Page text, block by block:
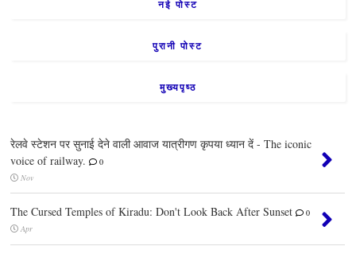
नई पोस्ट
पुरानी पोस्ट
मुख्यपृष्ठ
रेलवे स्टेशन पर सुनाई देने वाली आवाज यात्रीगण कृपया ध्यान दें - The iconic
voice of railway.
0
Nov
The Cursed Temples of Kiradu: Don't Look Back After Sunset
0
Apr